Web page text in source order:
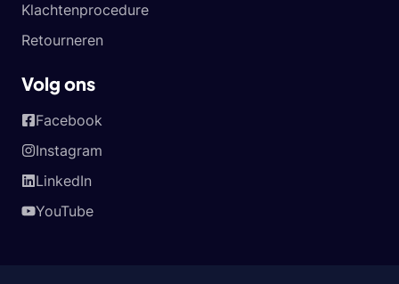
Klachtenprocedure
Retourneren
Volg ons
Facebook
Instagram
LinkedIn
YouTube